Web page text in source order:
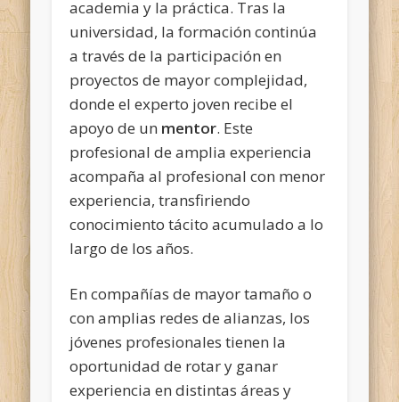
academia y la práctica. Tras la
universidad, la formación continúa
a través de la participación en
proyectos de mayor complejidad,
donde el experto joven recibe el
apoyo de un mentor. Este
profesional de amplia experiencia
acompaña al profesional con menor
experiencia, transfiriendo
conocimiento tácito acumulado a lo
largo de los años.
En compañías de mayor tamaño o
con amplias redes de alianzas, los
jóvenes profesionales tienen la
oportunidad de rotar y ganar
experiencia en distintas áreas y